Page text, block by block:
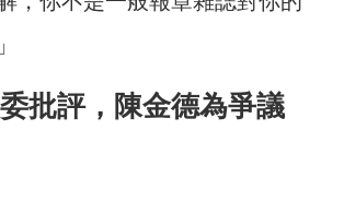
批評，陳金德為爭議